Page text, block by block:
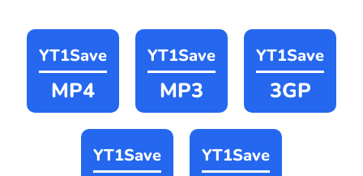
YT1Save
MP4
YT1Save
MP3
YT1Save
3GP
YT1Save YT1Save